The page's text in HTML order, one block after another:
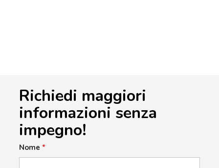
Richiedi maggiori
informazioni senza
impegno!
Nome *